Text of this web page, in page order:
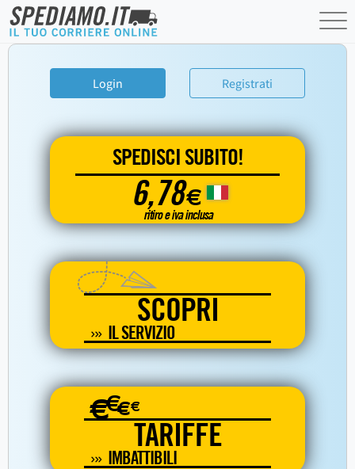
Login Registrati
SPEDISCI SUBITO!
6,78€
ritiro e iva inclusa
SCOPRI
IL SERVIZIO
€€€€
TARIFFE
IMBATTIBILI